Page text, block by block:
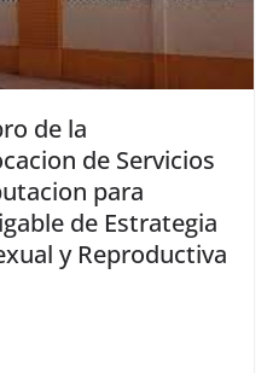
de la
de Servicios
para
de Estrategia
y Reproductiva